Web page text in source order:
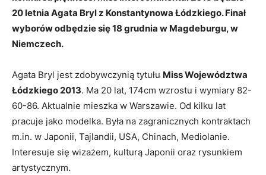
20 letnia Agata Bryl z Konstantynowa Łódzkiego. Finał
wyborów odbędzie się 18 grudnia w Magdeburgu, w
Niemczech.
Agata Bryl jest zdobywczynią tytułu Miss Województwa
Łódzkiego 2013. Ma 20 lat, 174cm wzrostu i wymiary 82-
60-86. Aktualnie mieszka w Warszawie. Od kilku lat
pracuje jako modelka. Była na zagranicznych kontraktach
m.in. w Japonii, Tajlandii, USA, Chinach, Mediolanie.
Interesuje się wizażem, kulturą Japonii oraz rysunkiem
artystycznym.